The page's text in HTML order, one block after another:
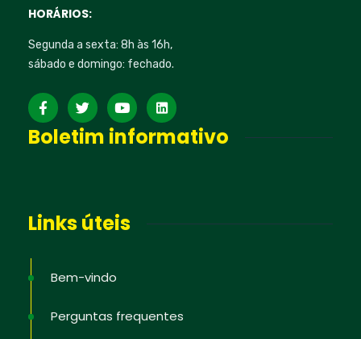
HORÁRIOS:
Segunda a sexta: 8h às 16h,
sábado e domingo: fechado.
Boletim informativo
Links úteis
Bem-vindo
Perguntas frequentes